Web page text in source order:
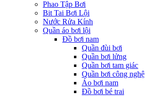
Phao Tập Bơi
Bit Tai Bơi Lội
Nước Rửa Kính
Quần áo bơi lội
Đồ bơi nam
Quần đùi bơi
Quần bơi lửng
Quần bơi tam giác
Quần bơi công nghệ
Áo bơi nam
Đồ bơi bé trai